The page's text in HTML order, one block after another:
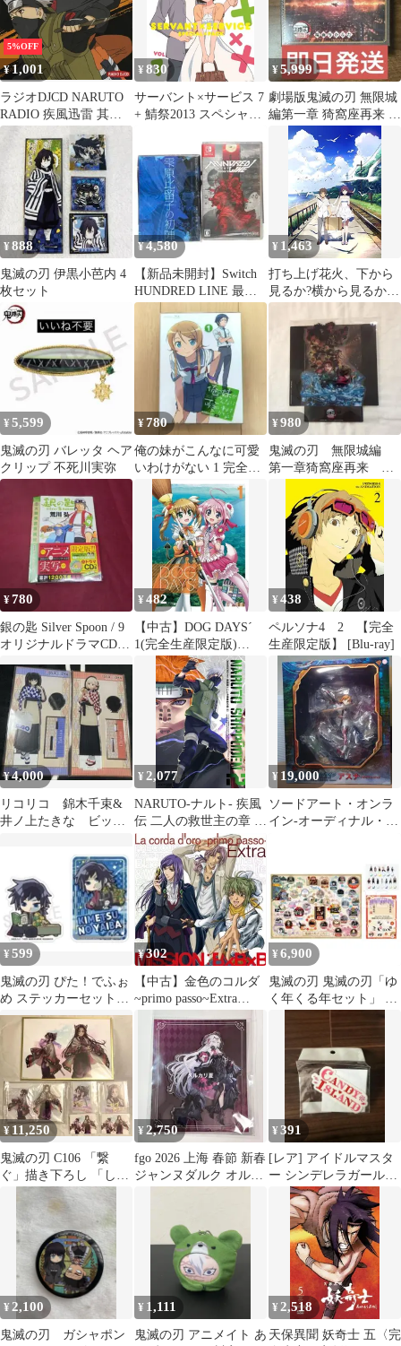
5%OFF
¥1,001
ラジオDJCD NARUTO
RADIO 疾風迅雷 其の
一
¥830
サーバント×サービス 7
+ 鯖祭2013 スペシャル
版) [Blu-ray]
¥5,999
劇場版鬼滅の刃 無限城
編第一章 猗窩座再来 楽
天購入特典 場面写かる
¥888
鬼滅の刃 伊黒小芭内 4
枚セット
¥4,580
【新品未開封】Switch
HUNDRED LINE 最終
防衛学園 特典小説付き
¥ 1,463
打ち上げ花火、下から
見るか?横から見るか?
[Blu-ray]
¥ 5,599
鬼滅の刃 バレッタ ヘア
クリップ 不死川実弥
¥780
俺の妹がこんなに可愛
いわけがない 1 完全生
産限定版 Blu-ray
¥980
鬼滅の刃 無限城編
第一章猗窩座再来 劇
場入場者特典
¥780
銀の匙 Silver Spoon / 9
オリジナルドラマCDつ
き特別版
¥482
【中古】DOG DAYS´
1(完全生産限定版)
[DVD]
¥438
ペルソナ4 2 【完全
生産限定版】 [Blu-ray]
¥4,000
リコリコ 錦木千束&
井ノ上たきな ビッグ
¥2,077
NARUTO-ナルト- 疾風
伝 二人の救世主の章 2
[DVD]
¥ 19,000
ソードアート・オンラ
イン-オーディナル・ス
¥599
鬼滅の刃 ぴた！でふぉ
め ステッカーセット冨
岡義勇 2枚セット シー
¥302
【中古】金色のコルダ
~primo passo~Extra
¥ 6,900
鬼滅の刃 鬼滅の刃「ゆ
く年くる年セット」 新
¥ 11,250
鬼滅の刃 C106 「繋
ぐ」描き下ろし 「しの
ぶとカナエ」B,C,D,G賞
¥2,750
fgo 2026 上海 春節 新春
ジャンヌダルク オルタ
¥391
[レア] アイドルマスタ
ー シンデレラガールズ
CANDY ISLAND
¥ 2,100
鬼滅の刃 ガシャポン
¥ 1,111
鬼滅の刃 アニメイト あ
¥ 2,518
天保異聞 妖奇士 五〈完